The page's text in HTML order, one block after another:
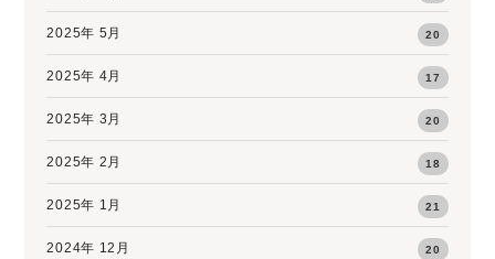
2025年 5月 20
2025年 4月 17
2025年 3月 20
2025年 2月 18
2025年 1月 21
2024年 12月 20